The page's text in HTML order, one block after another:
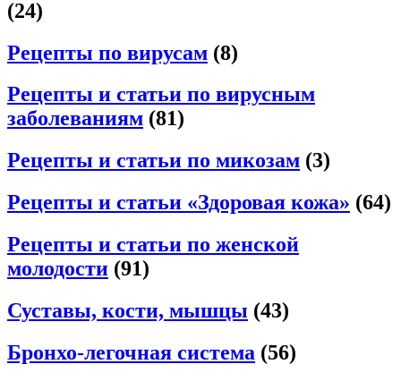
(24)
Рецепты по вирусам (8)
Рецепты и статьи по вирусным
заболеваниям (81)
Рецепты и статьи по микозам (3)
Рецепты и статьи «Здоровая кожа» (64)
Рецепты и статьи по женской
молодости (91)
Суставы, кости, мышцы (43)
Бронхо-легочная система (56)